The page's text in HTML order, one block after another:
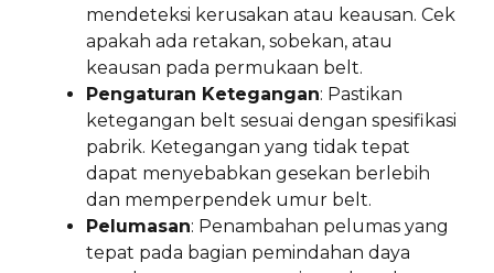
mendeteksi kerusakan atau keausan. Cek
apakah ada retakan, sobekan, atau
keausan pada permukaan belt.
Pengaturan Ketegangan: Pastikan
ketegangan belt sesuai dengan spesifikasi
pabrik. Ketegangan yang tidak tepat
dapat menyebabkan gesekan berlebih
dan memperpendek umur belt.
Pelumasan: Penambahan pelumas yang
tepat pada bagian pemindahan daya